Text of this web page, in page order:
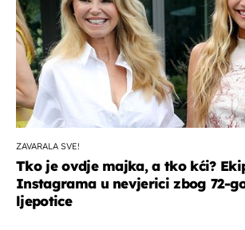
ZAVARALA SVE!
Tko je ovdje majka, a tko kći?
Instagrama u nevjerici zbog 72-
ljepotice